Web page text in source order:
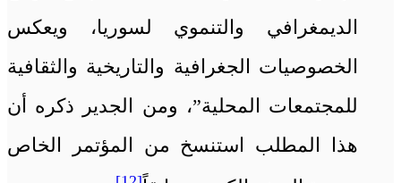
الديمغرافي والتنموي لسوريا، ويعكس
الخصوصيات الجغرافية والتاريخية والثقافية
للمجتمعات المحلية”، ومن الجدير ذكره أن
هذا المطلب استنسخ من المؤتمر الخاص